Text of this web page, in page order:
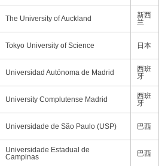
The University of Auckland
新西
兰
Tokyo University of Science 日本
Universidad Autónoma de Madrid
西班
牙
University Complutense Madrid
西班
牙
Universidade de São Paulo (USP) 巴西
Universidade Estadual de
Campinas
巴西